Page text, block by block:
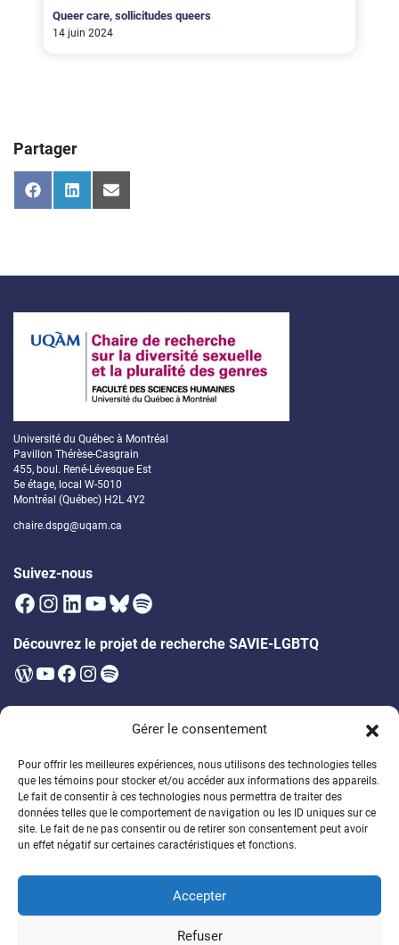
Gérer le consentement
Pour offrir les meilleures expériences, nous utilisons des technologies telles
que les témoins pour stocker et/ou accéder aux informations des appareils.
Le fait de consentir à ces technologies nous permettra de traiter des
données telles que le comportement de navigation ou les ID uniques sur ce
site. Le fait de ne pas consentir ou de retirer son consentement peut avoir
un effet négatif sur certaines caractéristiques et fonctions.
Accepter
Refuser
Queer care, sollicitudes queers
14 juin 2024
Partager
Share
on
Share
on
Share
on
Université du Québec à Montréal
Pavillon Thérèse-Casgrain
455, boul. René-Lévesque Est
5e étage, local W-5010
Montréal (Québec) H2L 4Y2
chaire.dspg@uqam.ca
Suivez-nous
Facebook
Instagram
LinkedIn
YouTube
Bluesky
Spotify
Découvrez le projet de recherche SAVIE-LGBTQ
WordPress
YouTube
Facebook
Instagram
Spotify
Soutenez la formation des étudiant·es
Encouragez un généreux programme de bourses
Faire un don
Chaire de recherche sur la DSPG